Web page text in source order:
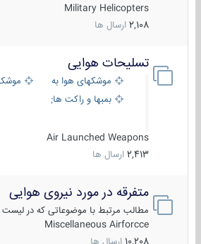
Military Helicopters
2,108 ارسال ها
تسلیحات هوایی
موشکهای هوا به هوا
بمبها و راکت های هوایی
Air Launched Weapons
2,413 ارسال ها
متفرقه در مورد نیروی هوایی
مطالب مرتبط با موضوعاتی که در لیست
Miscellaneous Airforcce